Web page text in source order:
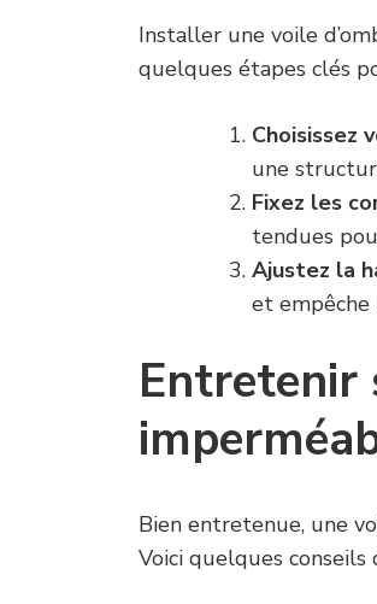
Installer une voile
quelques étapes clés
Choisissez
une
Fixez les
tendues
Ajustez la
et empêche
Entretenir
Bien entretenue, une
Voici quelques conseils